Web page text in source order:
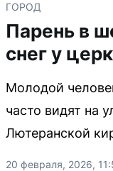
ГОРОД
Парень в
снег у
Молодой
часто видят на
Лютеранской
20 февраля, 2026,